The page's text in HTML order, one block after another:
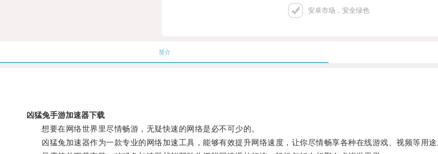
安卓市场，安全绿色
简介
凶猛兔手游加速器下载
想要在网络世界里尽情畅游，无疑快速的网络是必不可少的。
凶猛兔加速器作为一款专业的网络加速工具，能够有效提升网络速度，让你尽情畅享各种在线游戏、视频等用途